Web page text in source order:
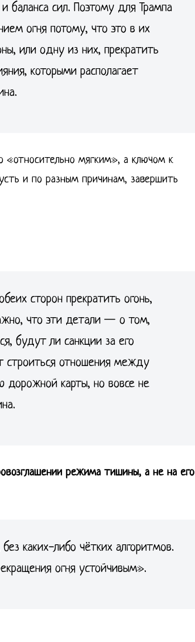
баланса сил. Поэтому для Трампа
огня потому, что это в их
или одну из них, прекратить
которыми располагает
мягким», а ключом к
и по разным причинам, завершить
сторон прекратить огонь,
что эти детали — о том,
будут ли санкции за его
строиться отношения между
карты, но вовсе не
режима тишины, а не на его
каких-либо чётких алгоритмов.
огня устойчивым».